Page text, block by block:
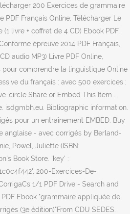
200 Exercices de grammaire
PDF Français Online, Télécharger Le
livre + coffret de 4 CD) Ebook PDF,
épreuve 2014 PDF Français,
audio MP3) Livre PDF Online,
pour comprendre la linguistique Online
du français : avec 500 exercices ;
circle Share or Embed This Item .
isdgmbh.eu. Bibliographic information.
pour un entraînement EMBED. Buy
anglaise - avec corrigés by Berland-
Powel, Juliette (ISBN:
Book Store. 'key' :
200-Exercices-De-
1/1 PDF Drive - Search and
Ebook "grammaire appliquée de
(3e édition)"From CDU SEDES.